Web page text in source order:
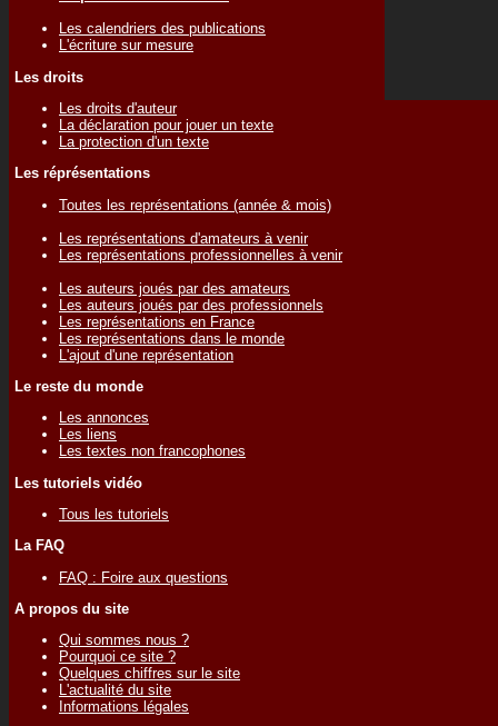
Les calendriers des publications
L'écriture sur mesure
Les droits
Les droits d'auteur
La déclaration pour jouer un texte
La protection d'un texte
Les réprésentations
Toutes les représentations (année & mois)
Les représentations d'amateurs à venir
Les représentations professionnelles à venir
Les auteurs joués par des amateurs
Les auteurs joués par des professionnels
Les représentations en France
Les représentations dans le monde
L'ajout d'une représentation
Le reste du monde
Les annonces
Les liens
Les textes non francophones
Les tutoriels vidéo
Tous les tutoriels
La FAQ
FAQ : Foire aux questions
A propos du site
Qui sommes nous ?
Pourquoi ce site ?
Quelques chiffres sur le site
L'actualité du site
Informations légales